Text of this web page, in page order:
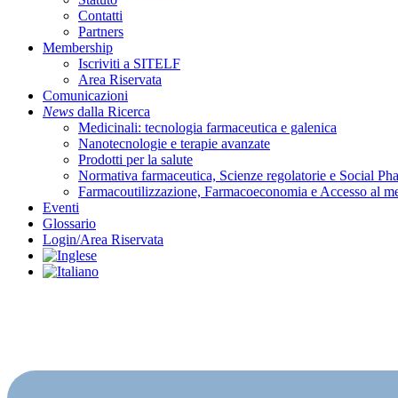
Contatti
Partners
Membership
Iscriviti a SITELF
Area Riservata
Comunicazioni
News dalla Ricerca
Medicinali: tecnologia farmaceutica e galenica
Nanotecnologie e terapie avanzate
Prodotti per la salute
Normativa farmaceutica, Scienze regolatorie e Social
Farmacoutilizzazione, Farmacoeconomia e Accesso al
Eventi
Glossario
Login/Area Riservata